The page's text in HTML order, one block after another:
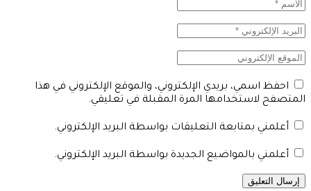
احفظ اسمي، بريدي الإلكتروني، والموقع الإلكتروني في هذا
المتصفح لاستخدامها المرة المقبلة في تعليقي.
أعلمني بمتابعة التعليقات بواسطة البريد الإلكتروني.
أعلمني بالمواضيع الجديدة بواسطة البريد الإلكتروني.